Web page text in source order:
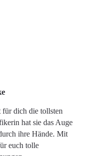
für dich die tollsten
hat sie das Auge
ihre Hände. Mit
euch tolle